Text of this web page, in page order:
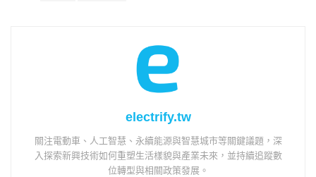
electrify.tw
關注電動車、人工智慧、永續能源與智慧城市等關鍵議題，深
入探索新興技術如何重塑生活樣貌與產業未來，並持續追蹤數
位轉型與相關政策發展。